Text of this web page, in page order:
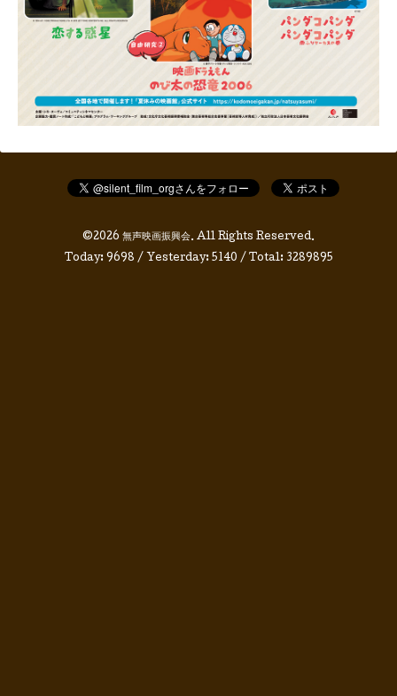
©2026 無声映画振興会. All Rights Reserved.
Today: 9698 / Yesterday: 5140 / Total: 3289895